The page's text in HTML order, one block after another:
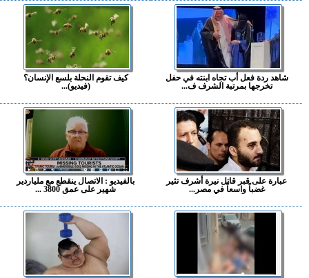
شاهد ردة فعل أب تجاه ابنته في حفل
تخرجها بمرتبة الشرف ف...
كيف تقوم النحلة بلسع الإنسان؟
(فيديو)...
عبارة على قبر قاتل نيرة أشرف تثير
غضباً واسعاً في مصر...
بالفيديو : الاتصال ينقطع مع ملياردير
شهير على عمق 3800 ...